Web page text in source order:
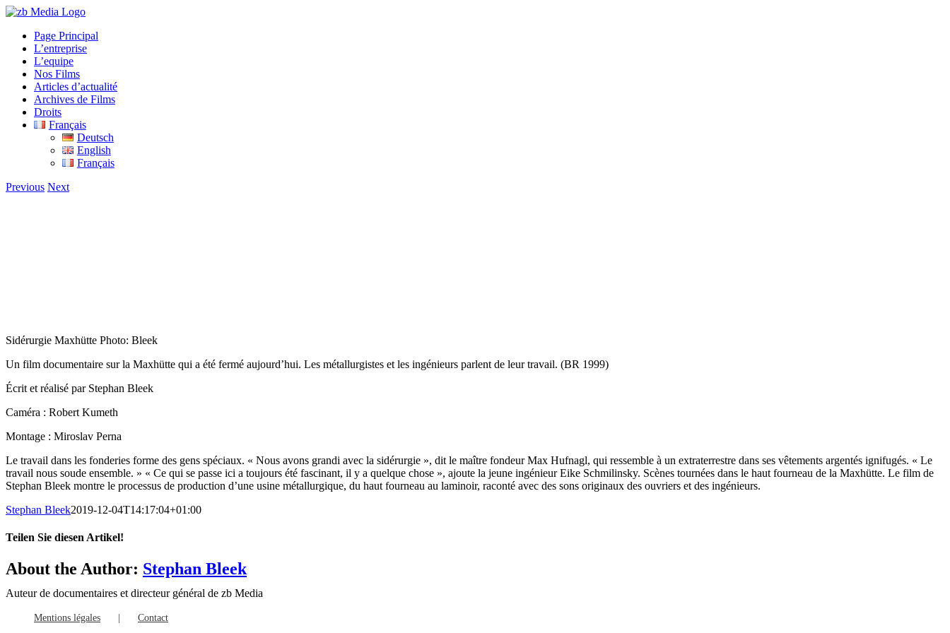
Skip
contentPage Principal
L’entreprise
L’equipe
Nos Films
Articles d’actualité
Archives de Films
Droits
Français
Deutsch
English
Français
Previous Next
Sidérurgie Maxhütte Photo: Bleek
Un film documentaire sur la Maxhütte qui a été fermé aujourd’hui. Les métallurgistes et les ingénieurs parlent de leur travail. (BR 1999)
Écrit et réalisé par Stephan Bleek
Caméra : Robert Kumeth
Montage : Miroslav Perna
Le travail dans les fonderies forme des gens spéciaux. « Nous avons grandi avec la sidérurgie », dit le maître fondeur Max Hufnagl, qui ressemble à un extraterrestre dans ses vêtements argentés ignifugés. « Le
travail nous soude ensemble. » « Ce qui se passe ici a toujours été fascinant, il y a quelque chose », ajoute la jeune ingénieur Eike Schmilinsky. Scènes tournées dans le haut fourneau de la Maxhütte. Le film de
Stephan Bleek montre le processus de production d’une usine métallurgique, du haut fourneau au laminoir, raconté avec des sons originaux des ouvriers et des ingénieurs.
Stephan Bleek2019-12-04T14:17:04+01:00
Teilen Sie diesen Artikel!
Facebook
X
LinkedIn
WhatsApp
Tumblr
Pinterest
Email
About the Author: Stephan Bleek
Auteur de documentaires et directeur général de zb Media
Mentions légales Contact